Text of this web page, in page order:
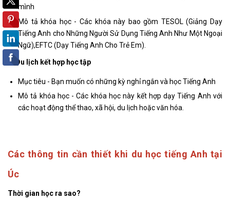
mình
Mô tả khóa học - Các khóa này bao gồm TESOL (Giảng Dạy
Tiếng Anh cho Những Người Sử Dụng Tiếng Anh Như Một Ngoại
Ngữ),EFTC (Dạy Tiếng Anh Cho Trẻ Em).
6. Du lịch kết hợp học tập
Mục tiêu - Bạn muốn có những kỳ nghỉ ngắn và học Tiếng Anh
Mô tả khóa học - Các khóa học này kết hợp dạy Tiếng Anh với
các hoạt động thể thao, xã hội, du lịch hoặc văn hóa.
Các thông tin cần thiết khi du học tiếng Anh tại
Úc
Thời gian học ra sao?